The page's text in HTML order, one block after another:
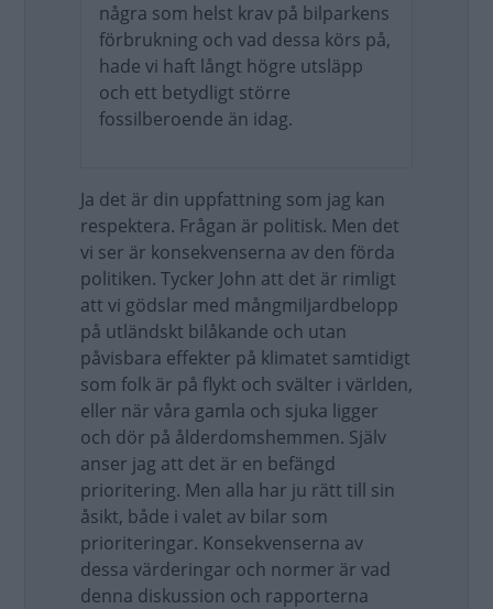
några som helst krav på bilparkens
förbrukning och vad dessa körs på,
hade vi haft långt högre utsläpp
och ett betydligt större
fossilberoende än idag.
Ja det är din uppfattning som jag kan
respektera. Frågan är politisk. Men det
vi ser är konsekvenserna av den förda
politiken. Tycker John att det är rimligt
att vi gödslar med mångmiljardbelopp
på utländskt bilåkande och utan
påvisbara effekter på klimatet samtidigt
som folk är på flykt och svälter i världen,
eller när våra gamla och sjuka ligger
och dör på ålderdomshemmen. Själv
anser jag att det är en befängd
prioritering. Men alla har ju rätt till sin
åsikt, både i valet av bilar som
prioriteringar. Konsekvenserna av
dessa värderingar och normer är vad
denna diskussion och rapporterna